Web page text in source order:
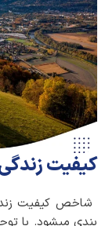
کیفیت
بندی می­شود. با